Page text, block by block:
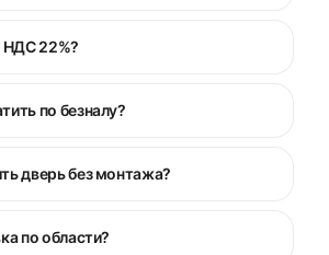
НДС 22%?
по безналу?
дверь без монтажа?
по области?